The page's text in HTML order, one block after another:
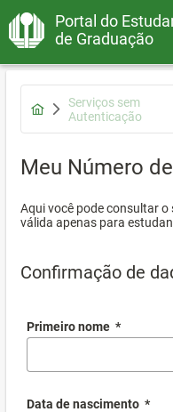
Portal do
de Graduação
Serviços sem
Autenticação
Meu Número
Aqui você pode consultar
válida apenas para
Confirmação de
Primeiro nome *
Data de nascimento *